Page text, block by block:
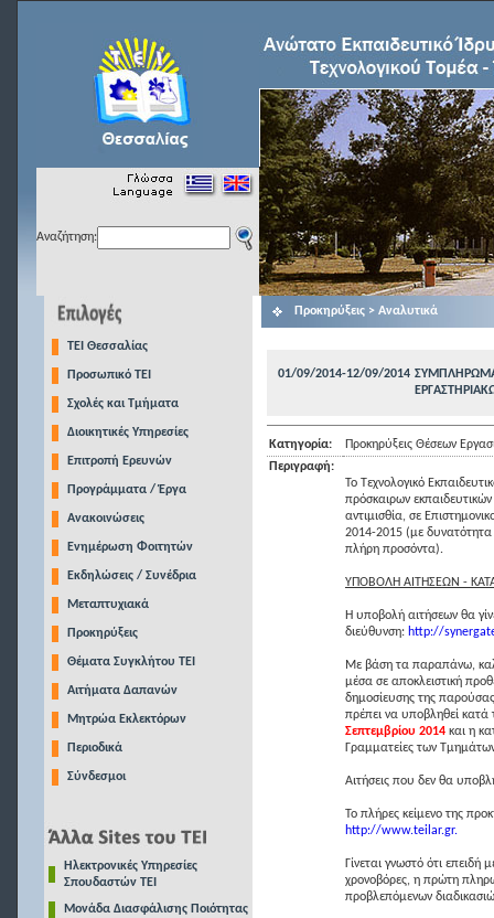
Αναζήτηση:
TEI Θεσσαλίας
Προσωπικό ΤΕΙ
Σχολές και Τμήματα
Διοικητικές Υπηρεσίες
Επιτροπή Ερευνών
Προγράμματα / Έργα
Ανακοινώσεις
Ενημέρωση Φοιτητών
Εκδηλώσεις / Συνέδρια
Μεταπτυχιακά
Προκηρύξεις
Θέματα Συγκλήτου ΤΕΙ
Αιτήματα Δαπανών
Μητρώα Εκλεκτόρων
Περιοδικά
Σύνδεσμοι
Ηλεκτρονικές Υπηρεσίες
Σπουδαστών ΤΕΙ
Μονάδα Διασφάλισης Ποιότητας
Προκηρύξεις > Αναλυτικά
01/09/2014-12/09/2014
Κατηγορία:
Προκηρύξεις Θέσεων
Περιγραφή:
Το Τεχνολογικό
πρόσκαιρων
αντιμισθία, σε
2014-2015 (με
πλήρη προσόντα).
ΥΠΟΒΟΛΗ ΑΙΤΗΣΕΩΝ -
Η υποβολή αιτήσεων θα
διεύθυνση: http://
Με βάση τα παραπάνω,
μέσα σε αποκλειστική
δημοσίευσης της
πρέπει να υποβληθεί
Σεπτεμβρίου 2014 και η
Γραμματείες των
Αιτήσεις που δεν θα
Το πλήρες κείμενο της
http://www.teilar.gr.
Γίνεται γνωστό ότι επειδή
χρονοβόρες, η πρώτη
προβλεπόμενων